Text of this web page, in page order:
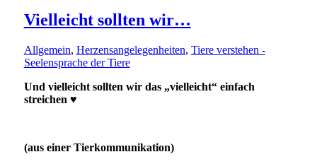
Vielleicht sollten wir…
Allgemein, Herzensangelegenheiten, Tiere verstehen -
Seelensprache der Tiere
Und vielleicht sollten wir das „vielleicht“ einfach
streichen ♥
(aus einer Tierkommunikation)